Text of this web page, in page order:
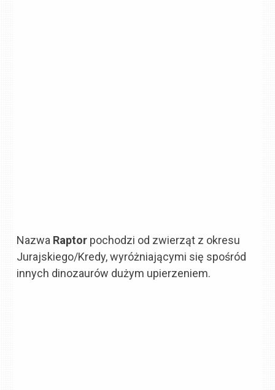
Nazwa Raptor pochodzi od zwierząt z okresu
Jurajskiego/Kredy, wyróżniającymi się spośród
innych dinozaurów dużym upierzeniem.